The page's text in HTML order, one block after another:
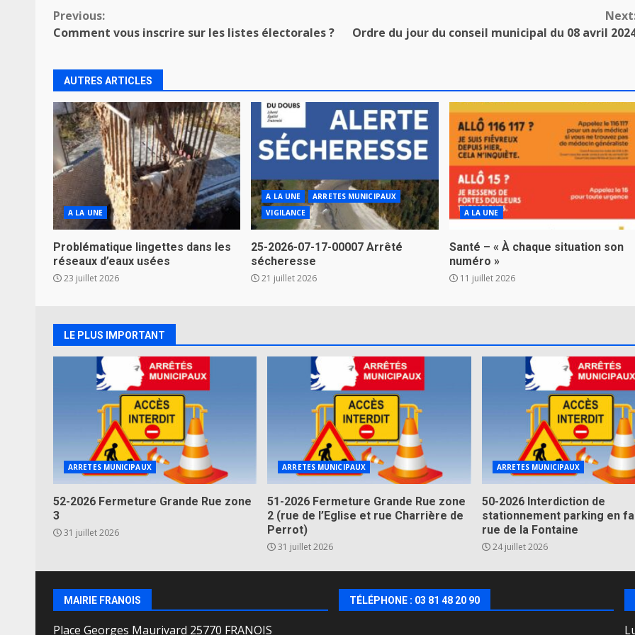
Continue
Previous:
Comment vous inscrire sur les listes électorales ?
Ordre du jour du conseil municipal du 08 avril
AUTRES ARTICLES
A LA UNE
Problématique lingettes dans les
réseaux d’eaux usées
23 juillet 2026
A LA UNE
ARRETES MUNICIPAUX
VIGILANCE
25-2026-07-17-00007 Arrêté
sécheresse
21 juillet 2026
A LA UNE
Santé – « À chaque situation son
numéro »
11 juillet 2026
LE PLUS IMPORTANT
ARRETES MUNICIPAUX
52-2026 Fermeture Grande Rue zone
3
31 juillet 2026
ARRETES MUNICIPAUX
51-2026 Fermeture Grande Rue zone
2 (rue de l’Eglise et rue Charrière de
Perrot)
31 juillet 2026
ARRETES MUNICIPAUX
50-2026 Interdiction de
stationnement parking en
rue de la Fontaine
24 juillet 2026
MAIRIE FRANOIS
Place Georges Maurivard 25770 FRANOIS
TÉLÉPHONE : 03 81 48 20 90